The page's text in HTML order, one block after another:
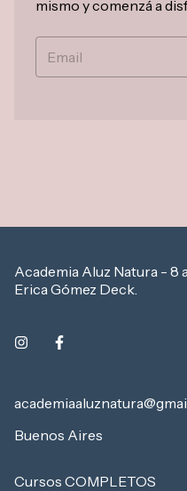
mismo y comenzá a
Academia Aluz Natura - 8
Erica Gómez Deck.
Buenos Aires
Cursos COMPLETOS